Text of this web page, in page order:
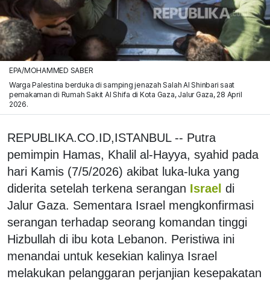
EPA/MOHAMMED SABER
Warga Palestina berduka di samping jenazah Salah Al Shinbari saat
pemakaman di Rumah Sakit Al Shifa di Kota Gaza, Jalur Gaza, 28 April
2026.
REPUBLIKA.CO.ID,ISTANBUL -- Putra
pemimpin Hamas, Khalil al-Hayya, syahid pada
hari Kamis (7/5/2026) akibat luka-luka yang
diderita setelah terkena serangan Israel di
Jalur Gaza. Sementara Israel mengkonfirmasi
serangan terhadap seorang komandan tinggi
Hizbullah di ibu kota Lebanon. Peristiwa ini
menandai untuk kesekian kalinya Israel
melakukan pelanggaran perjanjian kesepakatan